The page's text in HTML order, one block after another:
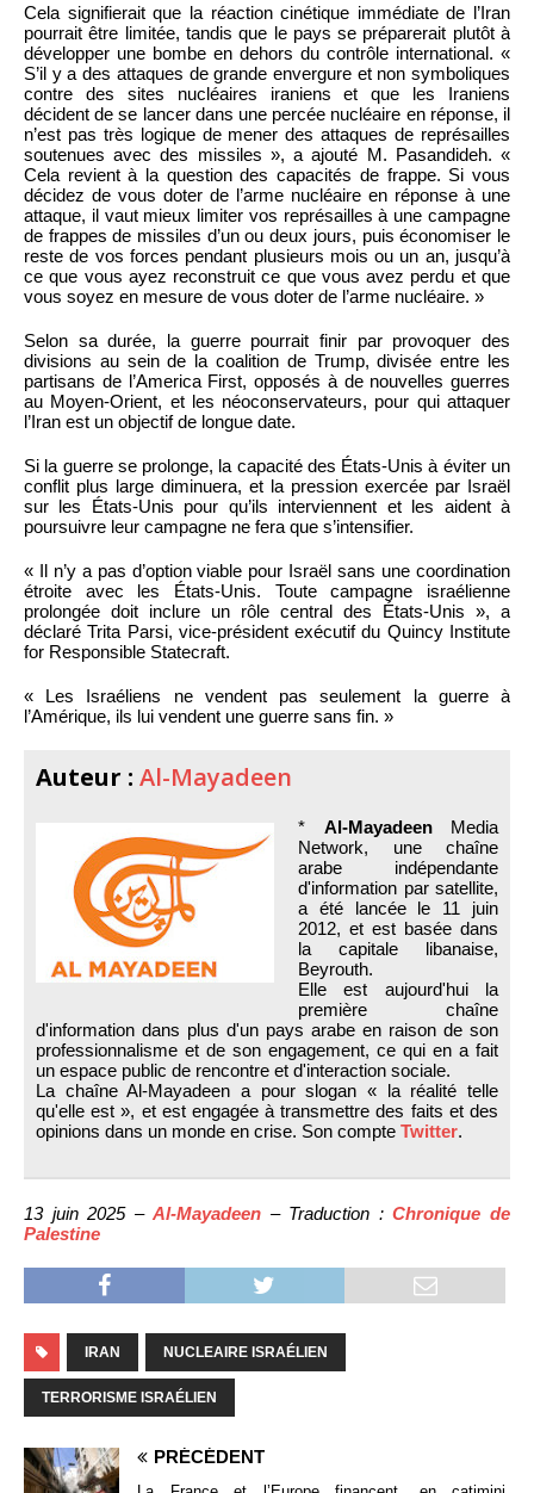
Cela signifierait que la réaction cinétique immédiate de l’Iran
pourrait être limitée, tandis que le pays se préparerait plutôt à
développer une bombe en dehors du contrôle international. «
S’il y a des attaques de grande envergure et non symboliques
contre des sites nucléaires iraniens et que les Iraniens
décident de se lancer dans une percée nucléaire en réponse, il
n’est pas très logique de mener des attaques de représailles
soutenues avec des missiles », a ajouté M. Pasandideh. «
Cela revient à la question des capacités de frappe. Si vous
décidez de vous doter de l’arme nucléaire en réponse à une
attaque, il vaut mieux limiter vos représailles à une campagne
de frappes de missiles d’un ou deux jours, puis économiser le
reste de vos forces pendant plusieurs mois ou un an, jusqu’à
ce que vous ayez reconstruit ce que vous avez perdu et que
vous soyez en mesure de vous doter de l’arme nucléaire. »
Selon sa durée, la guerre pourrait finir par provoquer des
divisions au sein de la coalition de Trump, divisée entre les
partisans de l’America First, opposés à de nouvelles guerres
au Moyen-Orient, et les néoconservateurs, pour qui attaquer
l’Iran est un objectif de longue date.
Si la guerre se prolonge, la capacité des États-Unis à éviter un
conflit plus large diminuera, et la pression exercée par Israël
sur les États-Unis pour qu’ils interviennent et les aident à
poursuivre leur campagne ne fera que s’intensifier.
« Il n’y a pas d’option viable pour Israël sans une coordination
étroite avec les États-Unis. Toute campagne israélienne
prolongée doit inclure un rôle central des États-Unis », a
déclaré Trita Parsi, vice-président exécutif du Quincy Institute
for Responsible Statecraft.
« Les Israéliens ne vendent pas seulement la guerre à
l’Amérique, ils lui vendent une guerre sans fin. »
Auteur : Al-Mayadeen
* Al-MayadeenMedia
Network, une chaîne
arabe indépendante
d'information par satellite,
a été lancée le 11 juin
2012, et est basée dans
la capitale libanaise,
Beyrouth.
Elle est aujourd'hui la
première chaîne
d'information dans plus d'un pays arabe en raison de son
professionnalisme et de son engagement, ce qui en a fait
un espace public de rencontre et d'interaction sociale.
La chaîne Al-Mayadeen a pour slogan « la réalité telle
qu'elle est », et est engagée à transmettre des faits et des
opinions dans un monde en crise. Son compte Twitter.
13 juin 2025 –Al-Mayadeen – Traduction :Chronique de
Palestine
IRAN NUCLEAIRE ISRAÉLIEN
TERRORISME ISRAÉLIEN
PRÉCÉDENT